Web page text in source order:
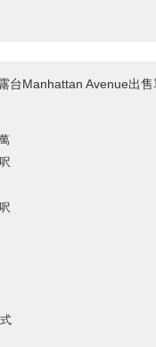
台Manhattan Avenue出售